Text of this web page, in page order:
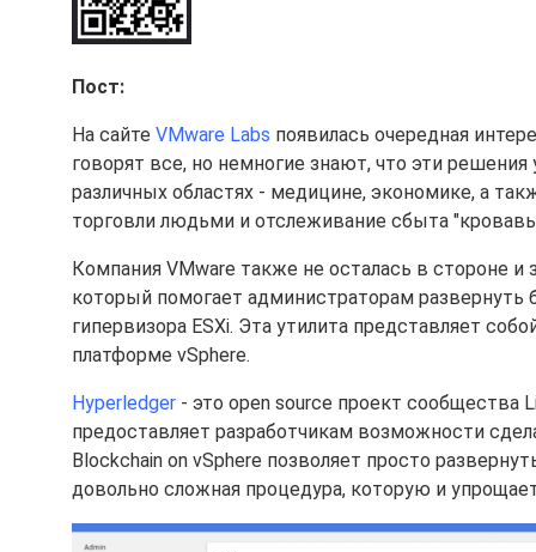
Пост:
На сайте VMware Labs появилась очередная
говорят все, но немногие знают, что эти
различных областях - медицине, экономике, а
торговли людьми и отслеживание сбыта
Компания VMware также не осталась в стороне и
который помогает администраторам развернуть
гипервизора ESXi. Эта утилита представляет
платформе vSphere.
Hyperledger - это open source проект сообщества
предоставляет разработчикам возможности
Blockchain on vSphere позволяет просто
довольно сложная процедура, которую и